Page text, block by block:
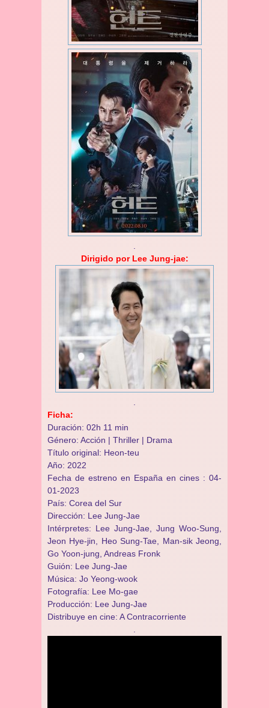
Dirigido por Lee Jung-jae:
Ficha:
Duración: 02h 11 min
Género: Acción | Thriller | Drama
Título original: Heon-teu
Año: 2022
Fecha de estreno en España en cines : 04-
01-2023
País: Corea del Sur
Dirección: Lee Jung-Jae
Intérpretes: Lee Jung-Jae, Jung Woo-Sung,
Jeon Hye-jin, Heo Sung-Tae, Man-sik Jeong,
Go Yoon-jung, Andreas Fronk
Guión: Lee Jung-Jae
Música: Jo Yeong-wook
Fotografía: Lee Mo-gae
Producción: Lee Jung-Jae
Distribuye en cine: A Contracorriente